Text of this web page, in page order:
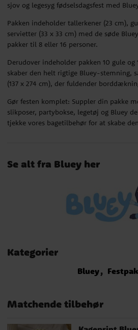
sjov og legesyg fødselsdagsfest med
Pakken indeholder tallerkener (23 cm),
servietter (33 x 33 cm) med de søde
pakker til 8 eller 16 personer.
Derudover indeholder pakken 10 gule
skaber den helt rigtige Bluey-stemning,
(137 x 274 cm), der fuldender
Gør festen komplet: Suppler din pakke
slikposer, partybokse, legetøj og Bluey
tjekke vores bagetilbehør for at skabe
Se alt fra Bluey her
Kategorier
Bluey
Matchende tilbehør